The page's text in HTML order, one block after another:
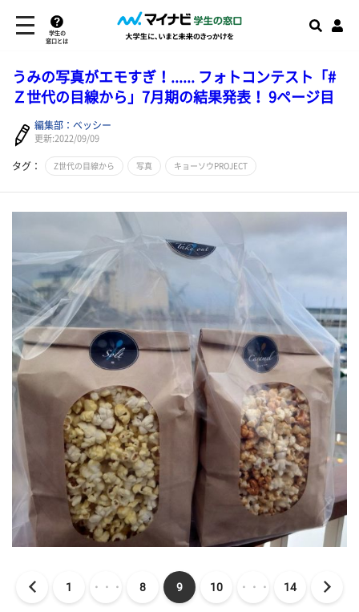
学生の
窓口とは
うみの写真がエモすぎ！...... フォトコンテスト「#
Ｚ世代の目線から」7月期の結果発表！ 9ページ目
編集部：ベッシー
更新:2022/09/09
タグ： Z世代の目線から 写真 キョーソウPROJECT
1 ・・・ 8 9 10 ・・・ 14